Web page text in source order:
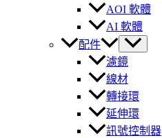
AOI 軟體
AI 軟體
配件
濾鏡
線材
轉接環
延伸環
訊號控制器